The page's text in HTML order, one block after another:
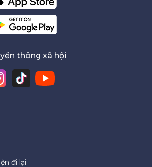
thông xã hội
đi lại